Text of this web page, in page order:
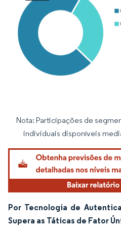
Imagem © Mordor Intelligence. O reuso
Nota: Participações de
individuais disponíveis
Por Tecnologia de
Supera as Táticas de Fator